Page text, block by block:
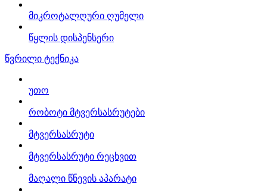
მიკროტალღური ღუმელი
წყლის დისპენსერი
წვრილი ტექნიკა
უთო
რობოტი მტვერსასრუტები
მტვერსასრუტი
მტვერსასრუტი რეცხვით
მაღალი წნევის აპარატი